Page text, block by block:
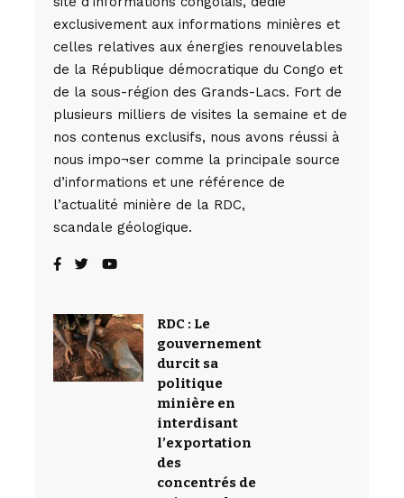
exclusivement aux informations minières et
celles relatives aux énergies renouvelables
de la République démocratique du Congo et
de la sous-région des Grands-Lacs. Fort de
plusieurs milliers de visites la semaine et de
nos contenus exclusifs, nous avons réussi à
nous impo¬ser comme la principale source
d’informations et une référence de
l’actualité minière de la RDC,
scandale géologique.
RDC : Le
gouvernement
durcit sa
politique
minière en
interdisant
l’exportation
des
concentrés de